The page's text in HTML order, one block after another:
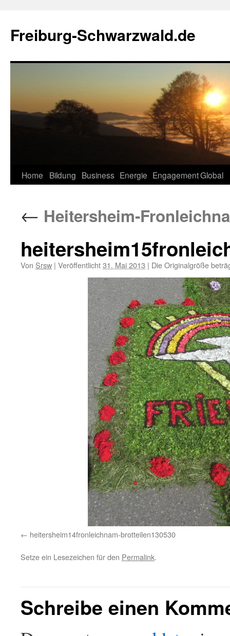
springen
Freiburg-Schwarzwald.de
Home Bildung Business Energie EngagementGlobal
← Heitersheim-
Von Srsw | Veröffentlicht31. Mai 2013 | Die Originalgröße
heitersheim14fronleichnam-brotteilen130530
Setze ein Lesezeichen für den Permalink.
Schreibe einen